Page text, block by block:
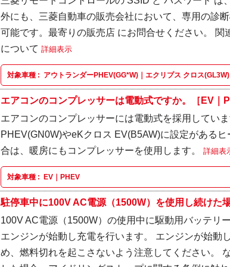
外にも、三菱自動車の販売会社において、専用の診
可能です。最寄りの販売店 にお問合せください。 関
について 詳細表示
対象車種 : アウトランダーPHEV(GG*W)｜エクリプス クロス(GL3W)
エアコンのコンプレッサーは電動式ですか。［EV｜
エアコンのコンプレッサーには電動式を採用してい
PHEV(GN0W)やeKクロス EV(B5AW)に設定がある
合は、暖房にもコンプレッサーを使用します。 詳細表
対象車種 : EV｜PHEV
駐停車中に100V AC電源（1500W）を使用し続けた
100V AC電源（1500W）の使用中に駆動用バッテリ
エンジンが始動し充電を行います。 エンジンが始動
め、燃料切れを起こさないよう注意してください。